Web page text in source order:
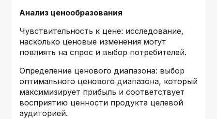
Анализ ценообразования
Чувствительность к цене: исследование,
насколько ценовые изменения могут
повлиять на спрос и выбор потребителей.
Определение ценового диапазона: выбор
оптимального ценового диапазона, который
максимизирует прибыль и соответствует
восприятию ценности продукта целевой
аудиторией.